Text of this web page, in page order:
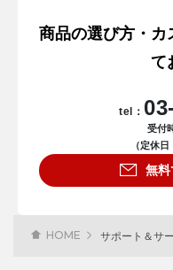
商品の選び方・カ
て
tel：
受付
（定休
無料
HOME サポート＆サ